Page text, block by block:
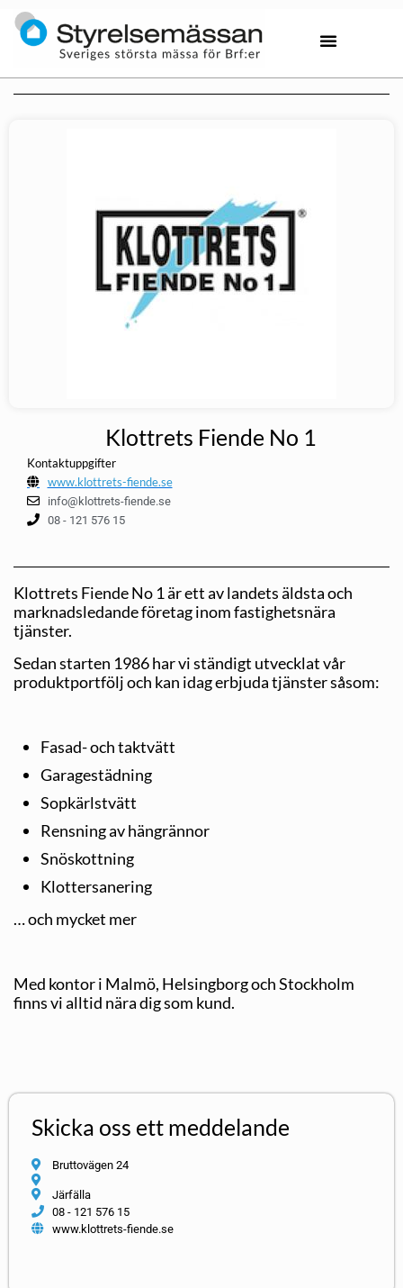
Klottrets Fiende No 1
Kontaktuppgifter
www.klottrets-fiende.se
info@klottrets-fiende.se
08 - 121 576 15
Klottrets Fiende No 1 är ett av landets äldsta och
marknadsledande företag inom fastighetsnära
tjänster.
Sedan starten 1986 har vi ständigt utvecklat vår
produktportfölj och kan idag erbjuda tjänster såsom:
Fasad- och taktvätt
Garagestädning
Sopkärlstvätt
Rensning av hängrännor
Snöskottning
Klottersanering
… och mycket mer
Med kontor i Malmö, Helsingborg och Stockholm
finns vi alltid nära dig som kund.
Skicka oss ett meddelande
Bruttovägen 24
Järfälla
08 - 121 576 15
www.klottrets-fiende.se